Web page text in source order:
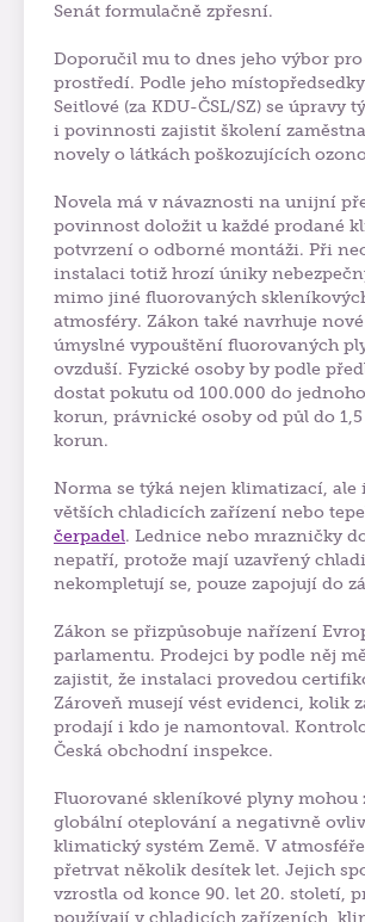
Senát formulačně zpřesní.
Doporučil mu to dnes jeho výbor
prostředí. Podle jeho
Seitlové (za KDU-ČSL/SZ) se úpravy
i povinnosti zajistit školení
novely o látkách poškozujících
Novela má v návaznosti na unijní
povinnost doložit u každé prodané
potvrzení o odborné montáži. Při
instalaci totiž hrozí úniky
mimo jiné fluorovaných
atmosféry. Zákon také navrhuje
úmyslné vypouštění fluorovaných
ovzduší. Fyzické osoby by podle
dostat pokutu od 100.000 do jednoho
korun, právnické osoby od půl do
korun.
Norma se týká nejen klimatizací, ale
větších chladicích zařízení nebo
čerpadel. Lednice nebo mrazničky
nepatří, protože mají uzavřený
nekompletují se, pouze zapojují do
Zákon se přizpůsobuje nařízení
parlamentu. Prodejci by podle něj
zajistit, že instalaci provedou
Zároveň musejí vést evidenci, kolik
prodají i kdo je namontoval.
Česká obchodní inspekce.
Fluorované skleníkové plyny mohou
globální oteplování a negativně
klimatický systém Země. V
přetrvat několik desítek let. Jejich
vzrostla od konce 90. let 20. století,
používají v chladicích zařízeních,